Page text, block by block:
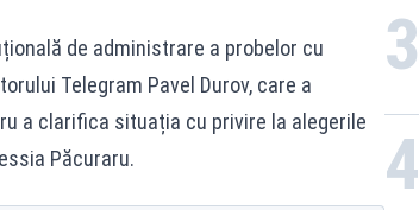
de administrare a probelor cu
Telegram Pavel Durov, care a
a clarifica situația cu privire la alegerile
Păcuraru.
3
4